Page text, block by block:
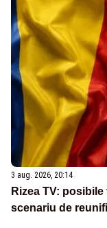
3 aug. 2026, 20:14
Rizea TV:
scenariu de